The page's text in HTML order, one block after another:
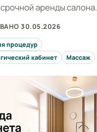
аренды салона.
30.05.2026
процедур
кабинет
Массаж